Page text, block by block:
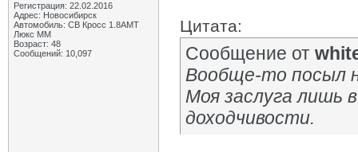
Регистрация: 22.02.2016
Адрес: Новосибирск
Автомобиль: СВ Кросс 1.8АМТ
Люкс ММ
Возраст: 48
Сообщений: 10,097
Цитата:
Сообщение от
Вообще-то посыл
Моя заслуга лишь
доходчивости.